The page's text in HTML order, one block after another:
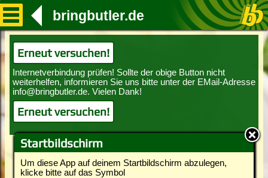
Startbildschirm
Um diese App auf deinem Startbildschirm abzulegen,
klicke bitte auf das Symbol
bringbutler.de
Erneut versuchen!
Erneut versuchen!